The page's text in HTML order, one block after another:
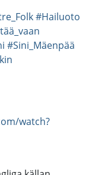
#Hailuoto
#Sini_Mäenpää
watch?